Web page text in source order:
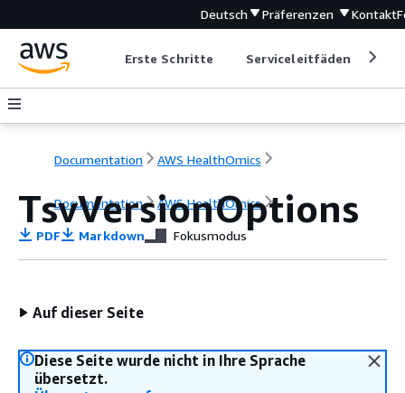
Deutsch Präferenzen Kontakt
Erste Schritte Serviceleitfäden
Documentation AWS HealthOmics
Documentation AWS HealthOmics
TsvVersionOptions
PDF Markdown Fokusmodus
Auf dieser Seite
Diese Seite wurde nicht in Ihre Sprache
übersetzt.